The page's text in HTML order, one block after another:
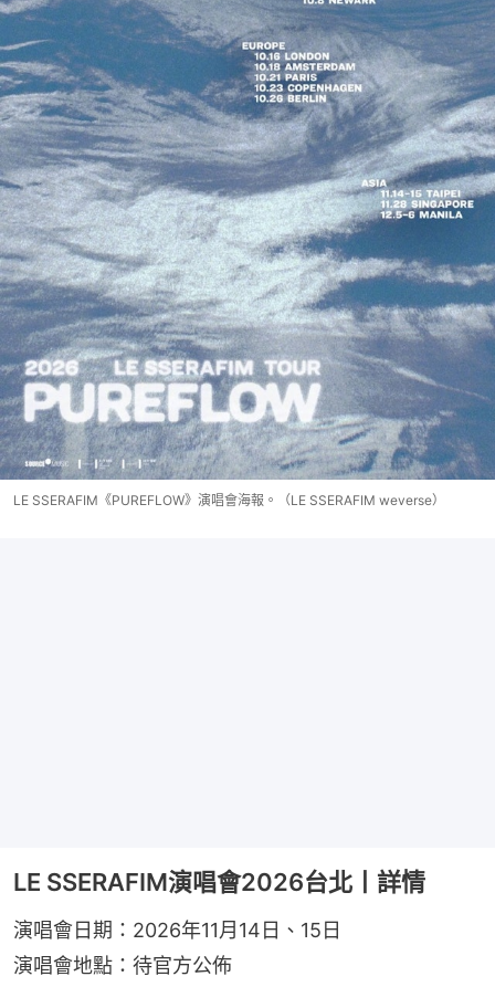
LE SSERAFIM《PUREFLOW》演唱會海報。（LE SSERAFIM weverse）
LE SSERAFIM演唱會2026台北丨詳情
演唱會日期：2026年11月14日、15日
演唱會地點：待官方公佈